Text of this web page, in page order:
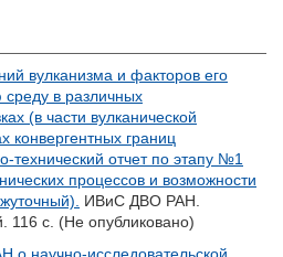
вулканизма и факторов его
среду в различных
(в части вулканической
конвергентных границ
технический отчет по этапу №1
процессов и возможности
ИВиС ДВО РАН.
116 с. (Не опубликовано)